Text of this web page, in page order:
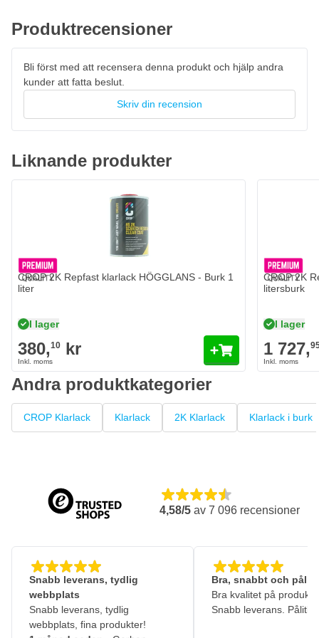
Rekommenderat spruttryck: 2,5 till 3 bar
Blandningsförhållande: 2:1 + 5 % förtunning
Avtorkningstid mellan sprutlagren: 5 till 10 minuter
Produktrecensioner
Bli först med att recensera denna produkt och hjälp andra
kunder att fatta beslut.
Skriv din recension
Liknande produkter
CROP 2K Repfast klarlack HÖGGLANS - Burk 1
liter
I lager
380,10 kr
CROP 2K
litersburk
I lager
1 727,
Andra produktkategorier
CROP Klarlack Klarlack 2K Klarlack Klarlack i burk
4,58/5 av 7 096 recensioner
Snabb leverans, tydlig
webbplats
Snabb leverans, tydlig
webbplats, fina produkter!
Bra, snabbt och
Bra kvalitet på
Snabb leverans.